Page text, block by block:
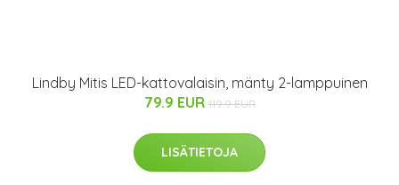
Lindby Mitis LED-kattovalaisin, mänty 2-lamppuinen
79.9 EUR 119.9 EUR
LISÄTIETOJA